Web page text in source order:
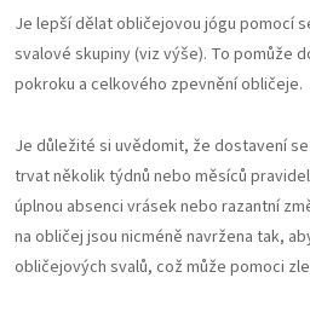
Je lepší dělat obličejovou jógu pomocí
svalové skupiny (viz výše). To pomůže
pokroku a celkového zpevnění obličeje.
Je důležité si uvědomit, že dostavení
trvat několik týdnů nebo měsíců
úplnou absenci vrásek nebo razantní
na obličej jsou nicméně navržena tak,
obličejových svalů, což může pomoci